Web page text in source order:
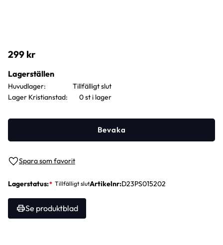
299 kr
Lägg till i favoriter
Bevaka
Lagerstatus Artikelnr D23PS015202
Se produktblad
Lagerställen
Huvudlager
Lager Kristianstad
0 st i lager